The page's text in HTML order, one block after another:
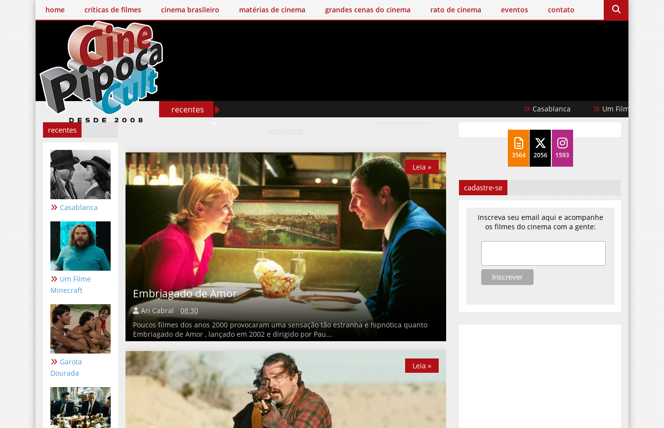
home críticas de filmes cinema brasileiro matérias de cinema grandes cenas do cinema rato de cinema eventos contato
recentes Casablanca Um Filme Minecraft
recentes
Casablanca
Um Filme
Minecraft
Garota
Dourada
Mostrando postagens com marcadorPaul Thomas Anderson. Mostrar todas as
Embriagado de Amor
Ari Cabral
08:30
Poucos filmes dos anos 2000 provocaram uma sensação tão estranha e hipnótica quanto
Embriagado de Amor , lançado em 2002 e dirigido por Pau...
Leia »
Leia »
3564 2056 1593
cadastre-se
Inscreva seu email aqui e acompanhe
os filmes do cinema com a gente: